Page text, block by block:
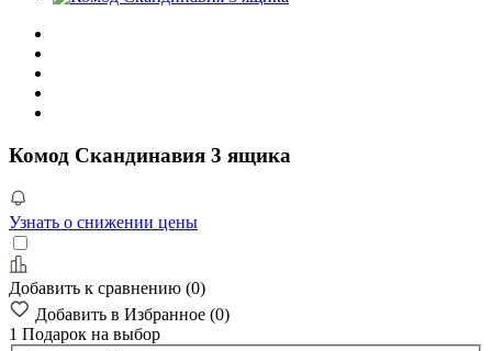
Комод Скандинавия 3 ящика
Узнать о снижении цены
Добавить к сравнению (0)
Добавить в Избранное (0)
1 Подарок на выбор